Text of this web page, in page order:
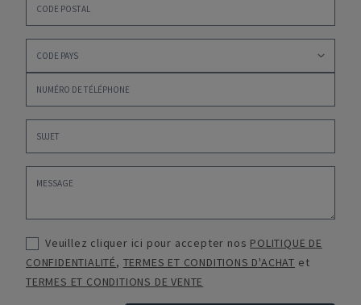
Veuillez cliquer ici pour accepter nos POLITIQUE DE
CONFIDENTIALITÉ, TERMES ET CONDITIONS D'ACHAT et
TERMES ET CONDITIONS DE VENTE